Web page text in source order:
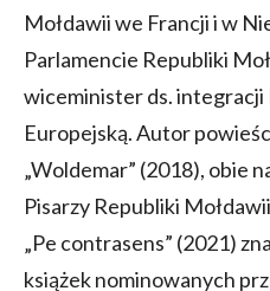
Mołdawii we Francji i w
Parlamencie Republiki
wiceminister ds. integracji
Europejską. Autor
„Woldemar” (2018), obie
Pisarzy Republiki
„Pe contrasens” (2021)
książek nominowanych